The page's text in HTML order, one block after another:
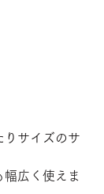
りサイズのサ
幅広く使えま